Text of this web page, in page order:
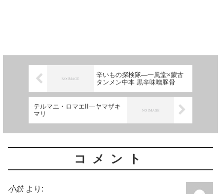
辛いもの探検隊―一風堂×蒙古
タンメン中本 黒辛味噌豚骨
テルマエ・ロマエII―ヤマザキ
マリ
コメント
小鉄 より: